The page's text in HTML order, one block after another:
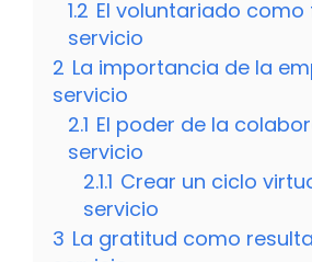
1.2 El voluntariado
servicio
2 La importancia de la
servicio
2.1 El poder de la
servicio
2.1.1 Crear un ciclo
servicio
3 La gratitud como